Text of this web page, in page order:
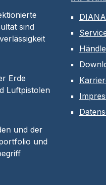
sind
Erde
Luftpistolen
und der
und
DIANA